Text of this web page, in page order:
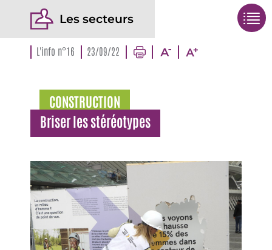
Les secteurs
L'info n°16 23/09/22
CONSTRUCTION
Briser les stéréotypes